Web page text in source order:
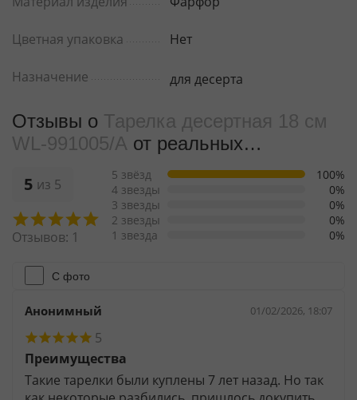
Цветная упаковка Нет
Назначение для десерта
Отзывы о Тарелка десертная 18 см
WL‑991005/A от реальных
покупателeй
5 из 5
Отзывов: 1
5 звёзд
100%
4 звезды
0%
3 звезды
0%
2 звезды
0%
1 звезда
0%
С фото
Анонимный 01/02/2026, 18:07
5
Преимущества
Такие тарелки были куплены 7 лет назад. Но так